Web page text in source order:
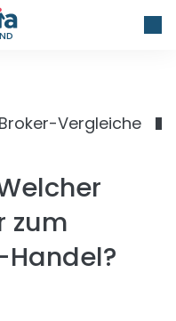
Vergleiche
zum
Handel?